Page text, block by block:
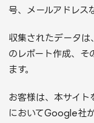
号、メールアドレス
収集されたデータは
のレポート作成、そ
ます。
お客様は、本サイト
においてGoogle社